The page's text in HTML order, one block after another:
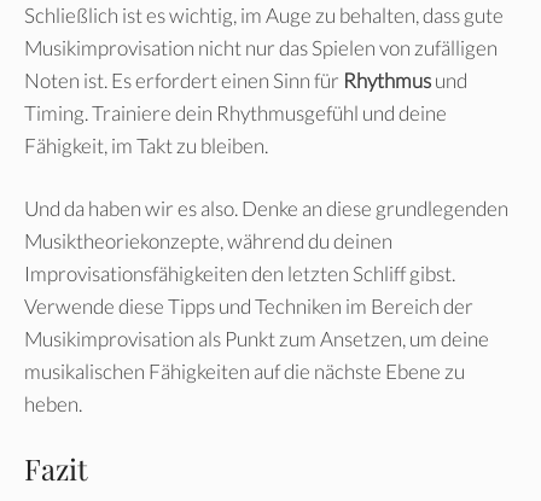
Schließlich ist es wichtig, im Auge zu behalten, dass gute
Musikimprovisation nicht nur das Spielen von zufälligen
Noten ist. Es erfordert einen Sinn für Rhythmusund
Timing. Trainiere dein Rhythmusgefühl und deine
Fähigkeit, im Takt zu bleiben.
Und da haben wir es also. Denke an diese grundlegenden
Musiktheoriekonzepte, während du deinen
Improvisationsfähigkeiten den letzten Schliff gibst.
Verwende diese Tipps und Techniken im Bereich der
Musikimprovisation als Punkt zum Ansetzen, um deine
musikalischen Fähigkeiten auf die nächste Ebene zu
heben.
Fazit